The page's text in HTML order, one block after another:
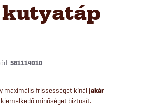
581114010
maximális frissességet kínál (akár
kiemelkedő minőséget biztosít.